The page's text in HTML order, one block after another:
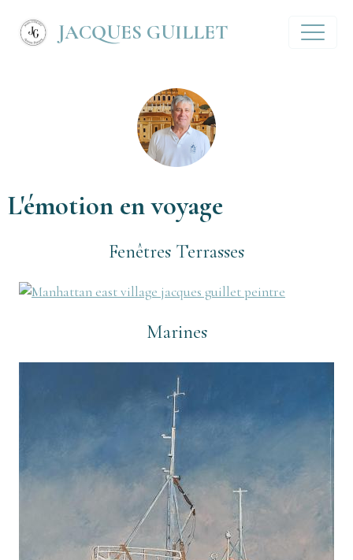
JACQUES GUILLET
L'émotion en voyage
Fenêtres Terrasses
Marines